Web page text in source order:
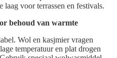
laag voor terrassen en festivals.
behoud van warmte
Wol en kasjmier vragen
temperatuur en plat drogen